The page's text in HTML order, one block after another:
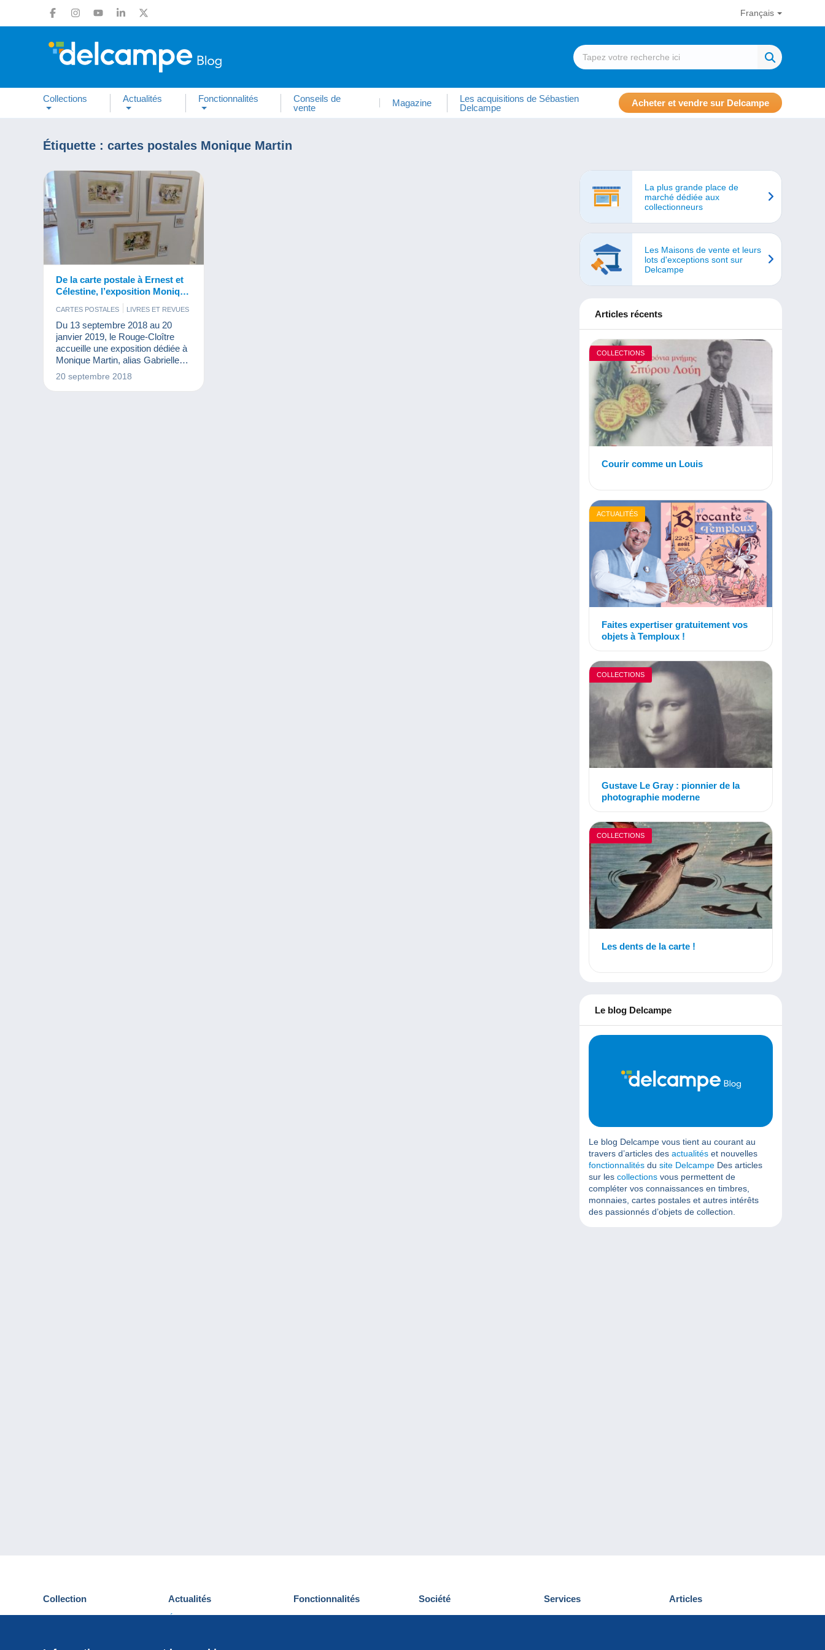
Français
Collections Actualités Fonctionnalités
Conseils de
vente
Magazine
Les acquisitions de Sébastien
Delcampe
Acheter et vendre sur Delcampe
Étiquette : cartes postales Monique Martin
De la carte postale à Ernest et
Célestine, l’exposition Monique
CARTES POSTALES LIVRES ET REVUES
Du 13 septembre 2018 au 20
janvier 2019, le Rouge-Cloître
accueille une exposition dédiée à
Monique Martin, alias Gabrielle
Vincent, l'auteure d'Ernest et
Célestine.
20 septembre 2018
La plus grande place de
marché dédiée aux
collectionneurs
Les Maisons de vente et leurs
lots d'exceptions sont sur
Delcampe
Articles récents
COLLECTIONS
Courir comme un Louis
ACTUALITÉS
Faites expertiser gratuitement vos
objets à Temploux !
COLLECTIONS
Gustave Le Gray : pionnier de la
photographie moderne
COLLECTIONS
Les dents de la carte !
Le blog Delcampe
Le blog Delcampe vous tient au courant au
travers d’articles des actualités et nouvelles
fonctionnalités du site Delcampe Des articles
sur les collections vous permettent de
compléter vos connaissances en timbres,
monnaies, cartes postales et autres intérêts
des passionnés d’objets de collection.
Collection
Cartes postales
Actualités
Événements Delcampe
Fonctionnalités
Nouveautés
Société
Qui sommes-nous
Services
Découvrir Delcampe
Articles